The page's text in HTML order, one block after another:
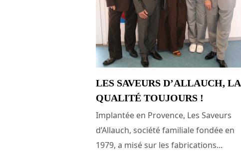
LES SAVEURS D’ALLAUCH, LA
QUALITÉ TOUJOURS !
Implantée en Provence, Les Saveurs
d’Allauch, société familiale fondée en
1979, a misé sur les fabrications...